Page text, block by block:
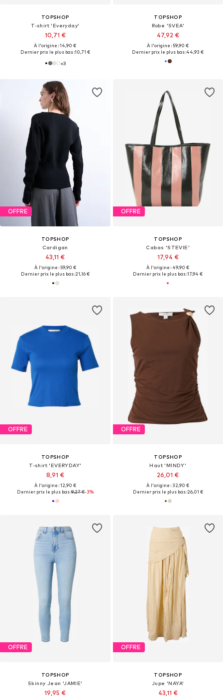
TOPSHOP
T-shirt 'Everyday'
10,71 €
À l'origine : 14,90 €
Dernier prix le plus bas :10,71 €
+3
TOPSHOP
Robe 'SVEA'
47,92 €
À l'origine : 59,90 €
Dernier prix le plus bas :44,93 €
OFFRE
TOPSHOP
Cardigan
43,11 €
À l'origine : 59,90 €
Dernier prix le plus bas :21,16 €
OFFRE
TOPSHOP
Cabas 'STEVIE'
17,94 €
À l'origine : 49,90 €
Dernier prix le plus bas :17,94 €
OFFRE
TOPSHOP
T-shirt 'EVERYDAY'
8,91 €
À l'origine : 12,90 €
Dernier prix le plus bas :9,27 €-3%
OFFRE
TOPSHOP
Haut 'MINDY'
26,01 €
À l'origine : 32,90 €
Dernier prix le plus bas :26,01 €
OFFRE
TOPSHOP
Skinny Jean 'JAMIE'
19,95 €
OFFRE
TOPSHOP
Jupe 'NAYA'
43,11 €